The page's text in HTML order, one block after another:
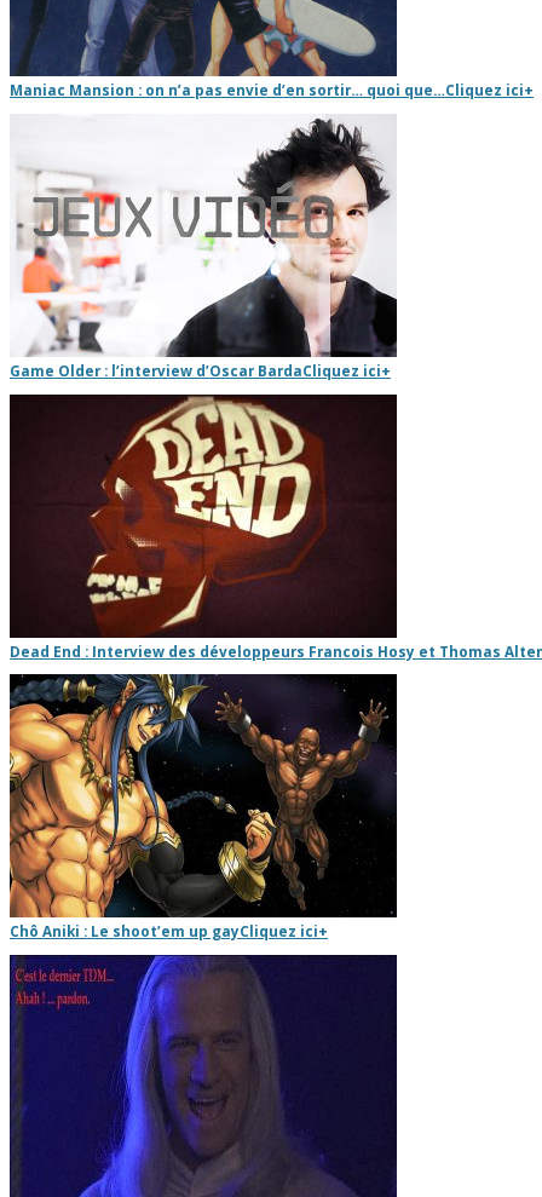
Maniac Mansion : on n’a pas envie d’en sortir… quoi que…Cliquez ici+
Game Older : l’interview d’Oscar BardaCliquez ici+
Dead End : Interview des développeurs Francois Hosy et Thomas
Chô Aniki : Le shoot’em up gayCliquez ici+